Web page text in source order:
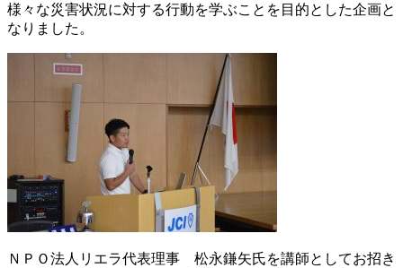
様々な災害状況に対する行動を学ぶことを目的とした企画と
なりました。
ＮＰＯ法人リエラ代表理事 松永鎌矢氏を講師としてお招き